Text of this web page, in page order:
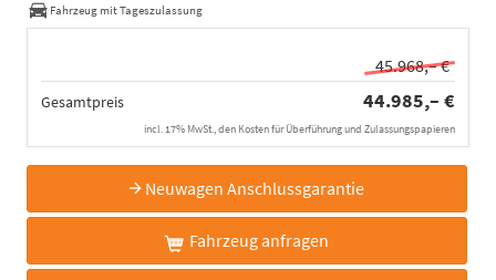
Fahrzeug mit Tageszulassung
45.968,– €
Gesamtpreis 44.985,– €
incl. 17% MwSt., den Kosten für Überführung und Zulassungspapieren
Neuwagen Anschlussgarantie
Fahrzeug anfragen